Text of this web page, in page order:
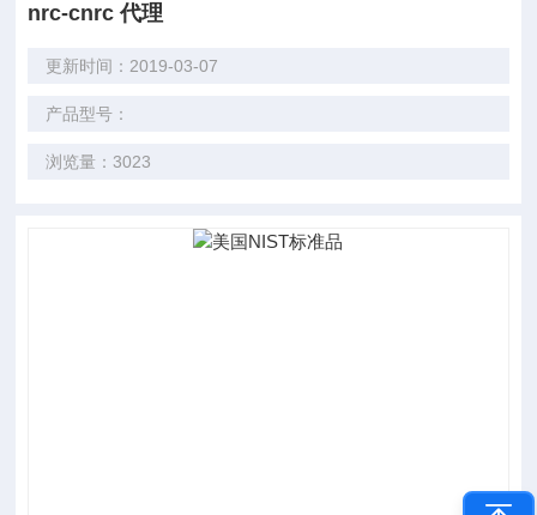
nrc-cnrc 代理
更新时间：2019-03-07
产品型号：
浏览量：3023